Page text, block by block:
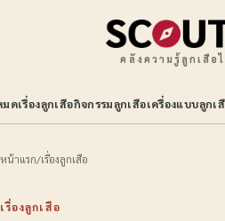
คลังความรู้ลูกเสือ
มดเรื่องลูกเสือกิจกรรมลูกเสือเครื่องแบบลูกเ
หน้าแรก/เรื่องลูกเสือ
เรื่องลูกเสือ